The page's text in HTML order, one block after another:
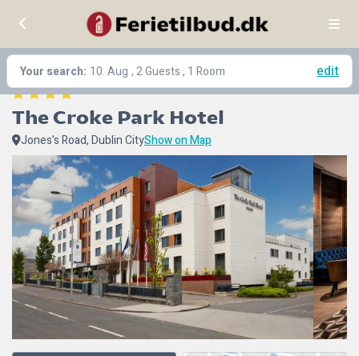
Your search: 10. Aug , 2 Guests , 1 Room edit
The Croke Park Hotel
Jones's Road, Dublin CityShow on Map